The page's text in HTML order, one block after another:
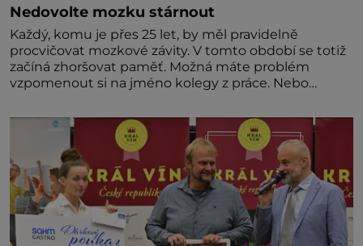
Nedovolte mozku stárnout
Každý, komu je přes 25 let, by měl pravidelně
procvičovat mozkové závity. V tomto období se totiž
začíná zhoršovat paměť. Možná máte problém
vzpomenout si na jméno kolegy z práce. Nebo
nedávno přečetli. Je to opravdu tak, s věkem jako
kdyby se paměť rozhodla stávkovat. Cvičte